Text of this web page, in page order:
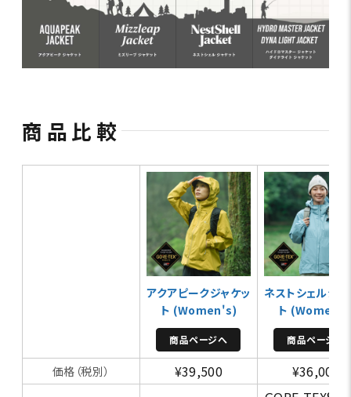
商品比較
アクアピークジャケッ
ト (Women's)
商品ページへ
ネストシェルジャ
ト
商品ページへ
価格（税別） ¥39,500 ¥36,000